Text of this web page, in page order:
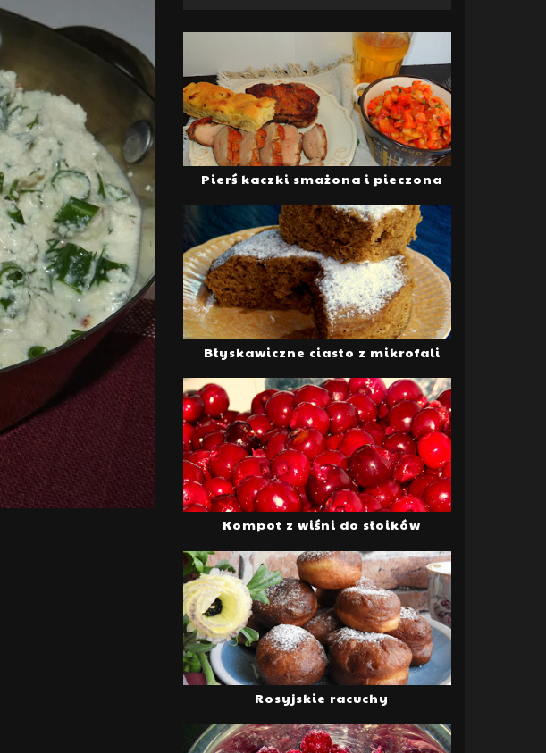
Pierś kaczki smażona i pieczona
Błyskawiczne ciasto z mikrofali
Kompot z wiśni do słoików
Rosyjskie racuchy